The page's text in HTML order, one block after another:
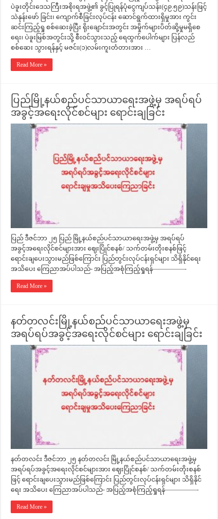
ပဲခူးတိုင်းဒေသကြီးအစိုးရအဖွဲ့၏ ခွင့်ပြုရန်ပုံငွေကျပ်သန်း(၄၉.၅၉)သန်းဖြင့်
သဲနုန်းဖော် ခြင်း၊ ကျောက်စီခြင်းလုပ်ငန်း ဆောင်ရွက်ထားရှိမှုအား ကွင်း
ဆင်းကြည့်ရှု စစ်ဆေးခဲ့ပြီး ‌ရိုးချောင်းအတွင်း အမှိုက်များပိတ်ဆို့မှုမရှိစေ
ရေး၊ ပဲခူးမြစ်အတွင်းသို့ စီးဝင်သွားသည့် ရေထွက်ပေါက်များ ပြန်လည်
စစ်ဆေး သွားရန်နှင့် မဇင်း(၁)လမ်းကူးတံတားအား …
Read More »
ပြည်မြို့နယ်စည်ပင်သာယာရေးအဖွဲ့မှ အရပ်ရပ်
အခွင့်အရေးလိုင်စင်များ ရောင်းချခြင်း
ပြည် ဒီဇင်ဘာ ၂၅ ပြည် မြို့နယ်စည်ပင်သာယာရေးအဖွဲ့မှ အရပ်ရပ်
အခွင့်အရေးလိုင်စင်များအား ဈေးပြိုင်စနစ်/ သက်တမ်းတိုးစနစ်ဖြင့်
ရောင်းချပေးသွားမည်ဖြစ်ကြောင်း ပြည်တွင်းလုပ်ငန်းရှင်များ သိရှိနိုင်ရေး
အသိပေး ကြေညာအပ်ပါသည်- အပြည့်အစုံကြည့်ရှုရန်—————-
Read More »
နတ်တလင်းမြို့နယ်စည်ပင်သာယာရေးအဖွဲ့မှ
အရပ်ရပ်အခွင့်အရေးလိုင်စင်များ ရောင်းချခြင်း
နတ်တလင်း ဒီဇင်ဘာ ၂၅ နတ်တလင်း မြို့နယ်စည်ပင်သာယာရေးအဖွဲ့မှ
အရပ်ရပ်အခွင့်အရေးလိုင်စင်များအား ဈေးပြိုင်စနစ်/ သက်တမ်းတိုးစနစ်
ဖြင့် ရောင်းချပေးသွားမည်ဖြစ်ကြောင်း ပြည်တွင်းလုပ်ငန်းရှင်များ သိရှိနိုင်
ရေး အသိပေး ကြေညာအပ်ပါသည်- အပြည့်အစုံကြည့်ရှုရန်—————-
Read More »